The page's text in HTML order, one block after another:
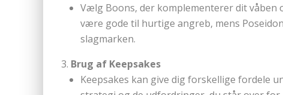
Vælg Boons, der komplementerer dit våben
være gode til hurtige angreb, mens
slagmarken.
Brug af Keepsakes
Keepsakes kan give dig forskellige fordele